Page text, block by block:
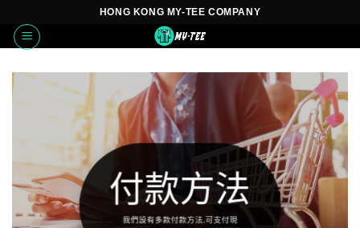
content
HONG KONG MY-TEE COMPANY
付款方法
我們設有多款付款方法,可支付現